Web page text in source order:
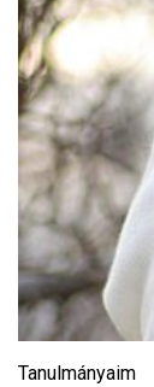
Tanulmányaim